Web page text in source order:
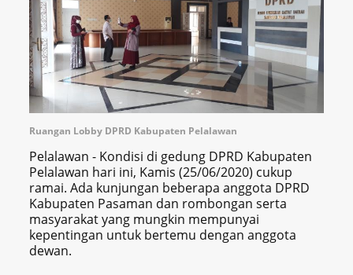
Ruangan Lobby DPRD Kabupaten Pelalawan
Pelalawan - Kondisi di gedung DPRD Kabupaten
Pelalawan hari ini, Kamis (25/06/2020) cukup
ramai. Ada kunjungan beberapa anggota DPRD
Kabupaten Pasaman dan rombongan serta
masyarakat yang mungkin mempunyai
kepentingan untuk bertemu dengan anggota
dewan.